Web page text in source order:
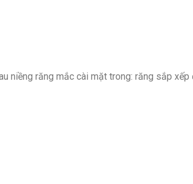
niềng răng mắc cài mặt trong: răng sắp